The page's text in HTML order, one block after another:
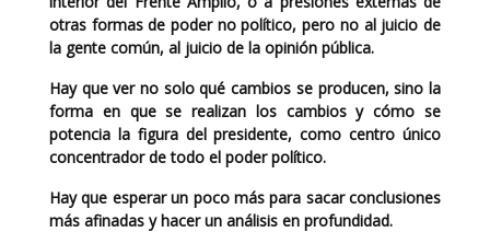
otras formas de poder no político, pero no al juicio de
la gente común, al juicio de la opinión pública.
Hay que ver no solo qué cambios se producen, sino la
forma en que se realizan los cambios y cómo se
potencia la figura del presidente, como centro único
concentrador de todo el poder político.
Hay que esperar un poco más para sacar conclusiones
más afinadas y hacer un análisis en profundidad.